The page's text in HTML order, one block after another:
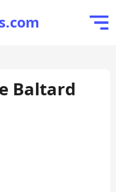
Baltard